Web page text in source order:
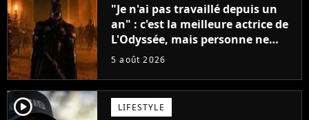
"Je n'ai pas travaillé depuis un
an" : c'est la meilleure actrice de
L'Odyssée, mais personne ne
veut lui donner de rôle au
5 août 2026
player2 LIFESTYLE